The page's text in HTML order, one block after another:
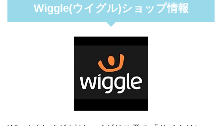
Wiggle(ウイグル)ショップ情報